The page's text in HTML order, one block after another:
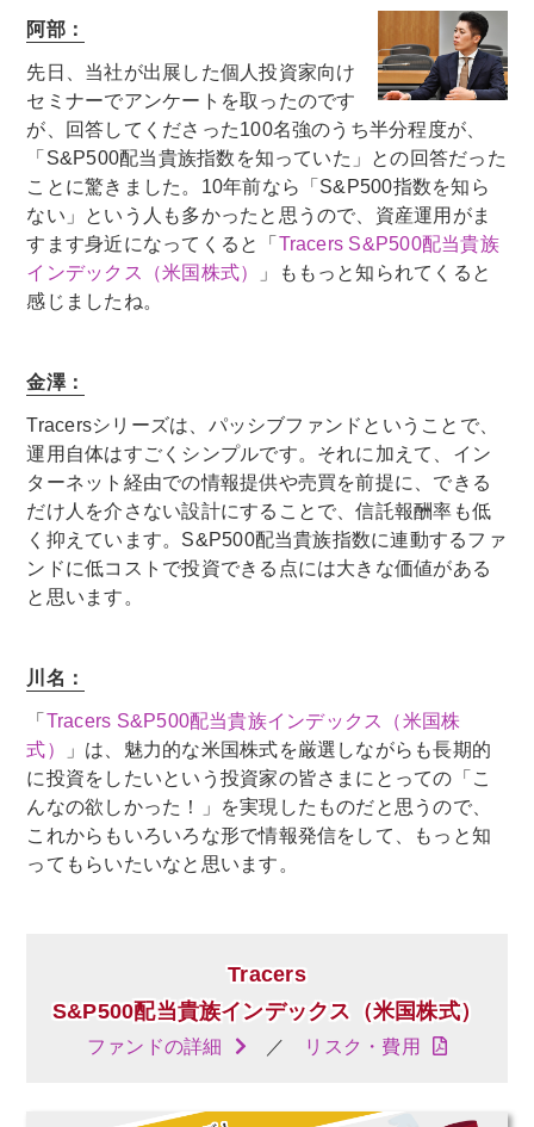
阿部：
先日、当社が出展した個人投資家向け
セミナーでアンケートを取ったのです
が、回答してくださった100名強のうち半分程度が、
「S&P500配当貴族指数を知っていた」との回答だった
ことに驚きました。10年前なら「S&P500指数を知ら
ない」という人も多かったと思うので、資産運用がま
すます身近になってくると「 Tracers S&P500配当貴族
インデックス（米国株式）
」ももっと知られてくると
感じましたね。
金澤：
Tracersシリーズは、パッシブファンドということで、
運用自体はすごくシンプルです。それに加えて、イン
ターネット経由での情報提供や売買を前提に、できる
だけ人を介さない設計にすることで、信託報酬率も低
く抑えています。S&P500配当貴族指数に連動するファ
ンドに低コストで投資できる点には大きな価値がある
と思います。
川名：
「 Tracers S&P500配当貴族インデックス（米国株
式）
」は、魅力的な米国株式を厳選しながらも長期的
に投資をしたいという投資家の皆さまにとっての「こ
んなの欲しかった！」を実現したものだと思うので、
これからもいろいろな形で情報発信をして、もっと知
ってもらいたいなと思います。
Tracers
S&P500配当貴族インデックス （米国株式）
ファンドの詳細 ／ リスク・費用